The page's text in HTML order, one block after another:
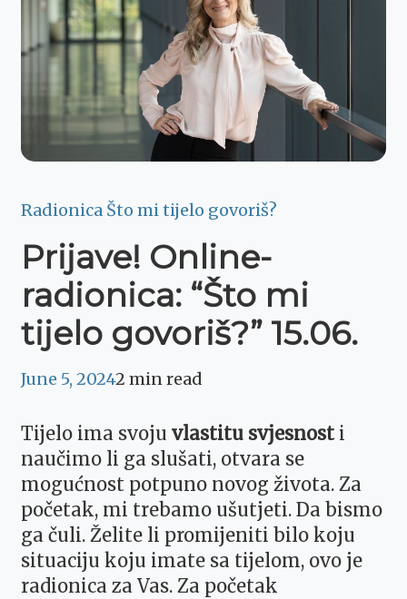
Radionica Što mi tijelo govoriš?
Prijave! Online-
radionica: “Što mi
tijelo govoriš?” 15.06.
June 5, 20242 min read
Tijelo ima svoju vlastitu svjesnost i
naučimo li ga slušati, otvara se
mogućnost potpuno novog života. Za
početak, mi trebamo ušutjeti. Da bismo
ga čuli. Želite li promijeniti bilo koju
situaciju koju imate sa tijelom, ovo je
radionica za Vas. Za početak